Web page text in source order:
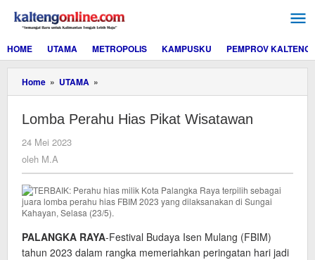
konten
HOME
UTAMA METROPOLIS KAMPUSKU PEMPROV KALTENG
Home » UTAMA »
Perahu
Pikat
Lomba Perahu Hias Pikat Wisatawan
24 Mei 2023
oleh M.A
PALANGKA RAYA-Festival Budaya Isen Mulang (FBIM)
tahun 2023 dalam rangka memeriahkan peringatan hari jadi